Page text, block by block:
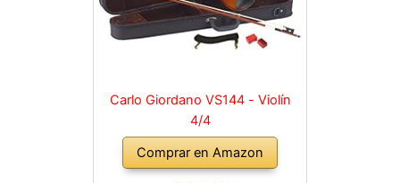
Carlo Giordano VS144 - Violín
4/4
Comprar en Amazon